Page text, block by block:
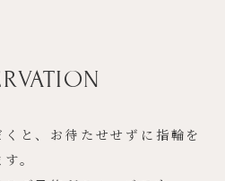
と、お待たせせずに指輪を
。